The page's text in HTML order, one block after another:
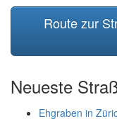
Route zur
Neueste
Ehgraben in